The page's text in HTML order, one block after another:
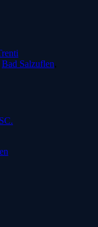
Bad Salzuflen,